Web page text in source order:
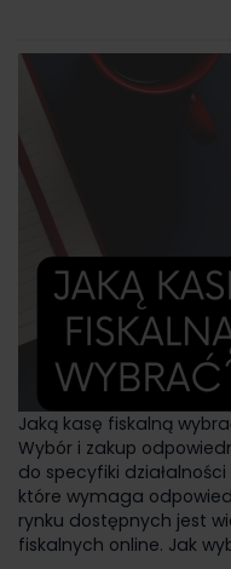
Jaką kasę fiskalną
Wybór i zakup
do specyfiki
które wymaga
rynku dostępnych jest
fiskalnych online. Jak